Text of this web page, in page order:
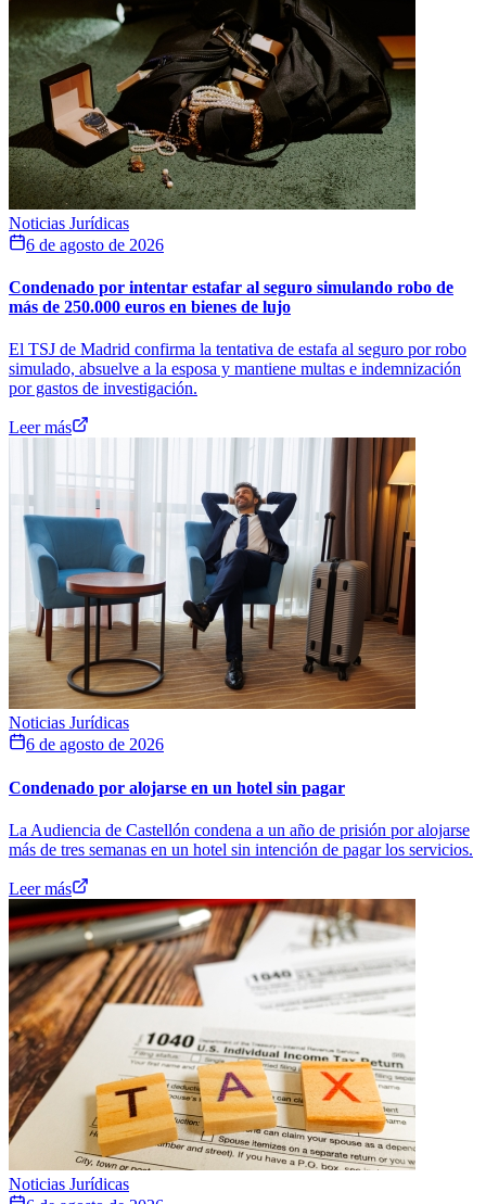
Noticias Jurídicas
6 de agosto de 2026
Condenado por intentar estafar al seguro simulando robo de
más de 250.000 euros en bienes de lujo
El TSJ de Madrid confirma la tentativa de estafa al seguro por robo
simulado, absuelve a la esposa y mantiene multas e indemnización
por gastos de investigación.
Leer más
Noticias Jurídicas
6 de agosto de 2026
Condenado por alojarse en un hotel sin pagar
La Audiencia de Castellón condena a un año de prisión por alojarse
más de tres semanas en un hotel sin intención de pagar los servicios.
Leer más
Noticias Jurídicas